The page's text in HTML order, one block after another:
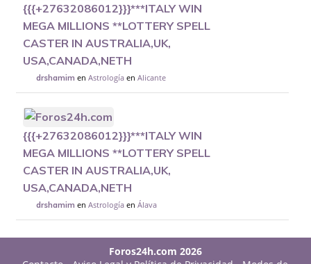
{{{+27632086012}}}***ITALY WIN
MEGA MILLIONS **LOTTERY SPELL
CASTER IN AUSTRALIA,UK,
USA,CANADA,NETH
drshamim enAstrología enAlicante
{{{+27632086012}}}***ITALY WIN
MEGA MILLIONS **LOTTERY SPELL
CASTER IN AUSTRALIA,UK,
USA,CANADA,NETH
drshamim enAstrología enÁlava
Foros24h.com 2026